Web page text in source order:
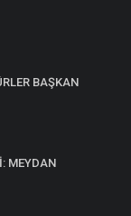
BAŞKAN
MEYDAN